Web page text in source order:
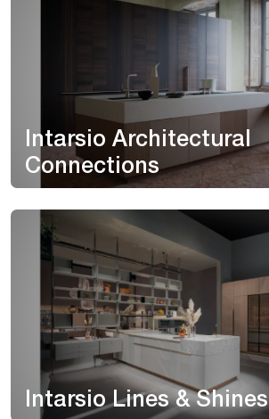
Intarsio Architectural
Connections
Intarsio Lines & Shines